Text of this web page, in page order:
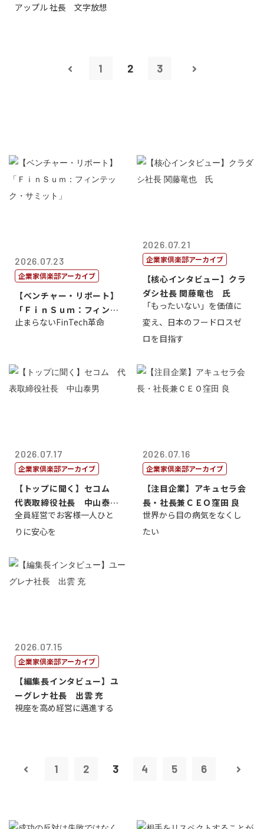
アップル 社長 文字放想
1 2 3
2026.07.23
企業家倶楽部アーカイブ
【ベンチャー・リポート】
「ＦｉｎＳｕｍ：フィンテ
ック・サミッ...
止まらないFinTech革命
2026.07.21
企業家倶楽部アーカイブ
【核心インタビュー】クラ
ダシ社長 関藤竜也 氏
「もったいない」を価値に
変え、日本のフードロスゼ
ロを目指す
2026.07.17
企業家倶楽部アーカイブ
【トップに聞く】セコム
代表取締役社長 中山泰
男
全員経営でお客様一人ひと
りに安心を
2026.07.16
企業家倶楽部アーカイブ
【注目企業】アキュセラ会
長・社長兼ＣＥＯ窪田 良
世界から目の病気をなくし
たい
2026.07.15
企業家倶楽部アーカイブ
【編集長インタビュー】ユ
ーグレナ社長 出雲 充
視座を高め経営に邁進する
1 2 3 4 5 6